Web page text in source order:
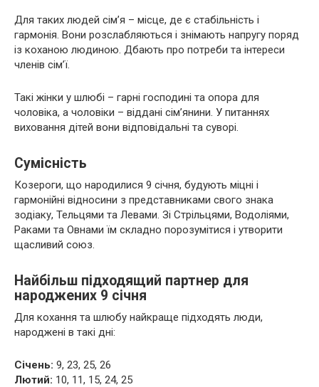
Для таких людей сім’я – місце, де є стабільність і
гармонія. Вони розслабляються і знімають напругу поряд
із коханою людиною. Дбають про потреби та інтереси
членів сім’ї.
Такі жінки у шлюбі – гарні господині та опора для
чоловіка, а чоловіки – віддані сім’янини. У питаннях
виховання дітей вони відповідальні та суворі.
Сумісність
Козероги, що народилися 9 січня, будують міцні і
гармонійні відносини з представниками свого знака
зодіаку, Тельцями та Левами. Зі Стрільцями, Водоліями,
Раками та Овнами їм складно порозумітися і утворити
щасливий союз.
Найбільш підходящий партнер для
народжених 9 січня
Для кохання та шлюбу найкраще підходять люди,
народжені в такі дні:
Січень: 9, 23, 25, 26
Лютий: 10, 11, 15, 24, 25